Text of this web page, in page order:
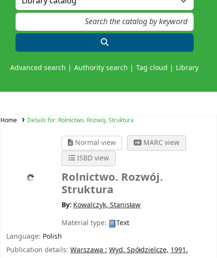
Advanced search Authority search Tag cloud Library
Home Details for: Rolnictwo. Rozwój. Struktura
Normal view
MARC view
ISBD view
Rolnictwo. Rozwój.
Struktura
By: Kowalczyk, Stanisław
Material type:
Text
Language: Polish
Publication details: Warszawa :Wyd. Spółdzielcze,1991.